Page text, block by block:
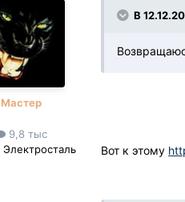
Мастер
9,8 тыс
Электросталь
В
Вот к этому